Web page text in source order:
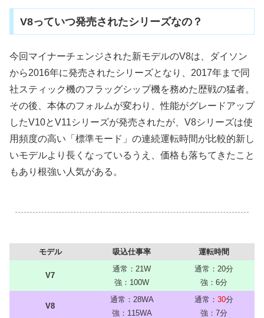
V8っていつ発売されたシリーズなの？
今回マイナーチェンジされた新モデルのV8は、ダイソン
から2016年に発売されたシリーズとなり、2017年まで同
社スティック機のフラッグシップ機を務めた歴戦の猛者。
その後、本体のフォルムが変わり、性能がグレードアップ
したV10とV11シリーズが発売されたが、V8シリーズは使
用頻度の高い「標準モード」の連続運転時間が比較的新し
いモデルより長くなっているうえ、価格も落ちてきたこと
もあり根強い人気がある。
モデル 吸込仕事率 運転時間
V7
通常：21W
強：100W
通常：20分
強：6分
V8
通常：28WA
強：115WA
通常： 30分
強：7分